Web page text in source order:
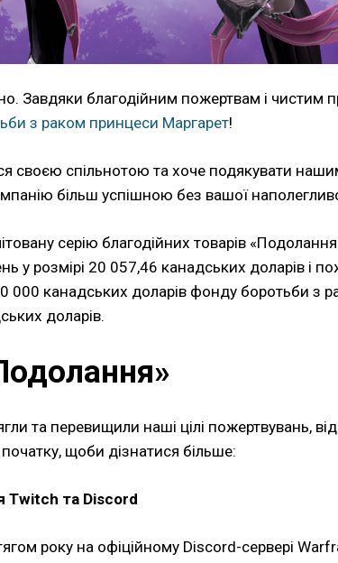
Завдяки благодійним пожертвам і
з раком принцеси Маргарет!
своєю спільнотою та хоче подякувати
більш успішною без вашої
серію благодійних товарів
у розмірі 20 057,46 канадських доларів і
000 канадських доларів фонду боротьби з
доларів.
та перевищили наші цілі пожертвувань,
початку, щоби дізнатися більше:
Twitch та Discord
року на офіційному Discord-сервері